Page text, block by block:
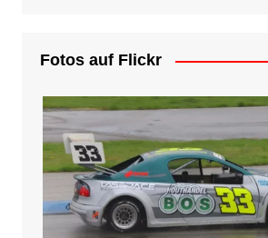
Fotos auf Flickr